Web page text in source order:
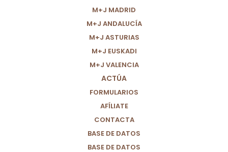
M+J MADRID
M+J ANDALUCÍA
M+J ASTURIAS
M+J EUSKADI
M+J VALENCIA
ACTÚA
FORMULARIOS
AFÍLIATE
CONTACTA
BASE DE DATOS
BASE DE DATOS